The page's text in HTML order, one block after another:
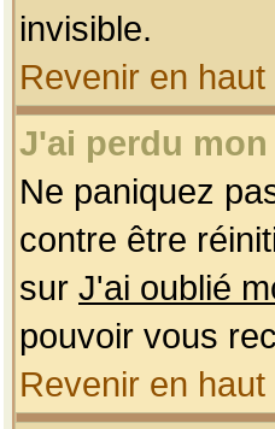
invisible.
Revenir en
J'ai perdu
Ne paniquez
contre être
sur J'ai oublié
pouvoir vous
Revenir en